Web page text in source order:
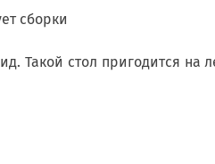
сборки
Такой стол пригодится на